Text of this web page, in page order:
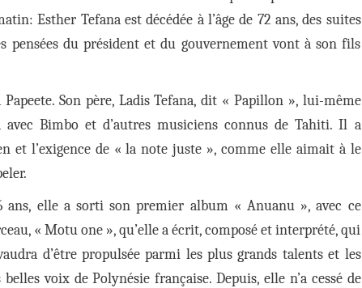
Esther Tefana est décédée à l’âge de 72 ans, des suites
pensées du président et du gouvernement vont à son fils
Son père, Ladis Tefana, dit « Papillon », lui-même
Bimbo et d’autres musiciens connus de Tahiti. Il a
et l’exigence de « la note juste », comme elle aimait à le
ans, elle a sorti son premier album « Anuanu », avec ce
« Motu one », qu’elle a écrit, composé et interprété, qui
d’être propulsée parmi les plus grands talents et les
belles voix de Polynésie française. Depuis, elle n’a cessé de